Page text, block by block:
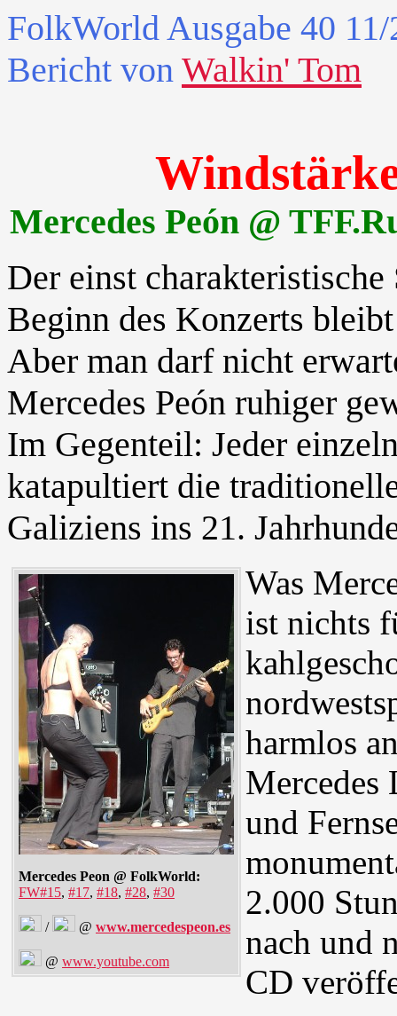
FolkWorldAusgabe 40
Bericht von Walkin' Tom
Mercedes Peón @
Der einst charakteristische
Beginn des Konzerts
Aber man darf nicht
Mercedes Peón ruhiger
Im Gegenteil: Jeder
katapultiert die
Galiziens ins 21.
Mercedes Peon @ FolkWorld:
FW#15, #17, #18, #28, #30
/ @ www.mercedespeon.es
@ www.youtube.com
Was
ist nichts
harmlos
Mercedes
und
2.000
nach und
CD